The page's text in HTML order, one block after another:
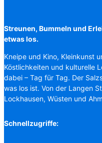
Streunen, Bummeln und
etwas los.
Kneipe und Kino, Kleinkunst
Köstlichkeiten und kulturelle
dabei – Tag für Tag. Der
was los ist. Von der Langen
Lockhausen, Wüsten und
Schnellzugriffe: